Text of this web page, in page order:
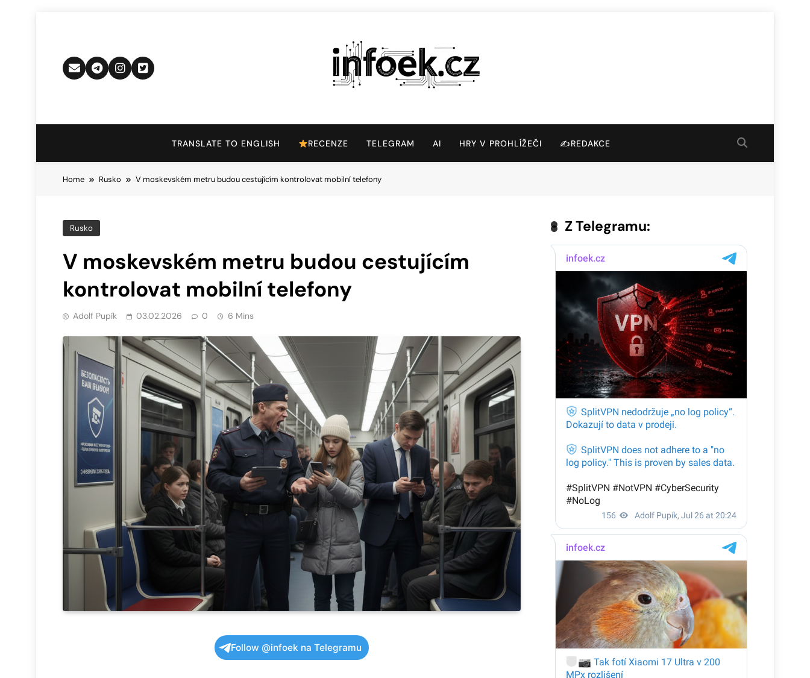
Infoek.cz
TRANSLATE TO ENGLISH RECENZE TELEGRAM AI HRY V PROHLÍŽEČI ✍️REDAKCE
Home Rusko V moskevském metru budou cestujícím kontrolovat mobilní telefony
Rusko
V moskevském metru budou cestujícím
kontrolovat mobilní telefony
Adolf Pupík 03.02.2026 0 6 Mins
Follow @infoek na Telegramu
Z Telegramu: